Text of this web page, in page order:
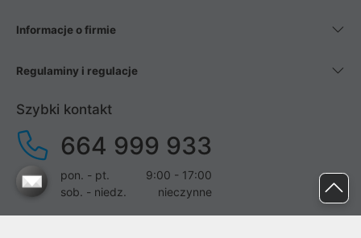
Informacje o firmie
Regulaminy i regulacje
Szybki kontakt
664 999 933
pon. - pt.
9:00 - 17:00
sob. - niedz.
nieczynne